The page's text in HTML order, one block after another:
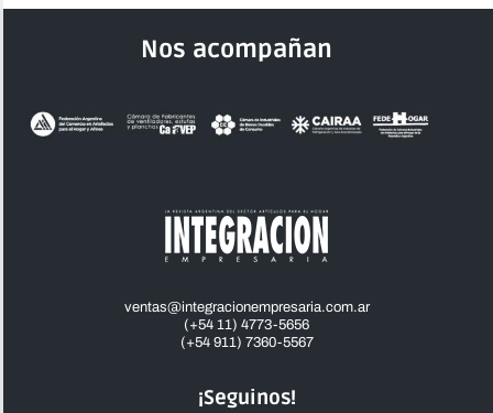
Nos acompañan
¡Seguinos!
ventas@integracionempresaria.com.ar
(+54 11) 4773-5656
(+54 911) 7360-5567